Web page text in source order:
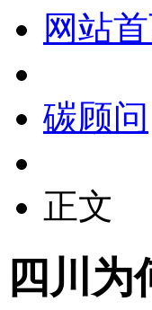
网站
碳顾问
正文
四川